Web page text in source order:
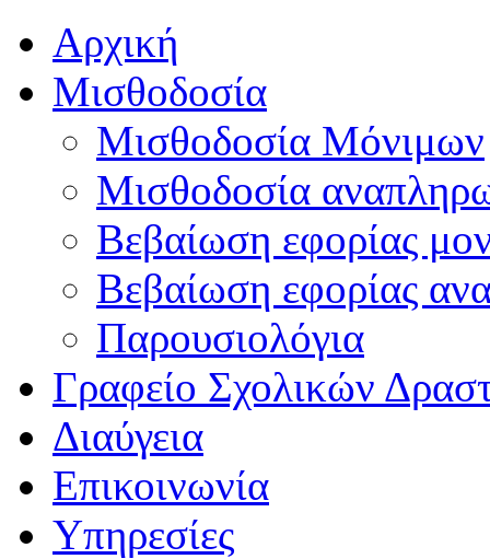
Αρχική
Μισθοδοσία
Μισθοδοσία Μόνιμων
Μισθοδοσία
Βεβαίωση εφορίας
Βεβαίωση εφορίας
Παρουσιολόγια
Γραφείο Σχολικών
Διαύγεια
Επικοινωνία
Υπηρεσίες